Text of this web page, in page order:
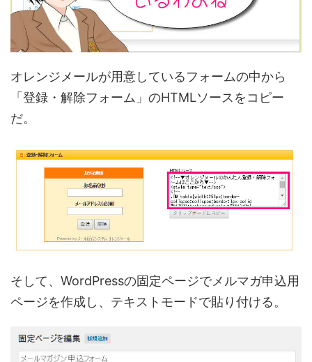
オレンジメールが用意しているフォームの中から
「登録・解除フォーム」のHTMLソースをコピー
だ。
そして、WordPressの固定ページでメルマガ申込用
ページを作成し、テキストモードで貼り付ける。